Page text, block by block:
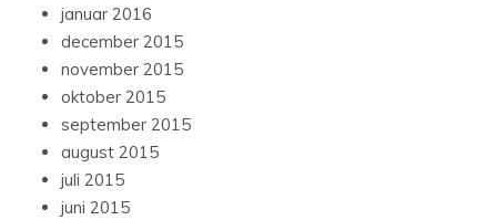
januar 2016
december 2015
november 2015
oktober 2015
september 2015
august 2015
juli 2015
juni 2015